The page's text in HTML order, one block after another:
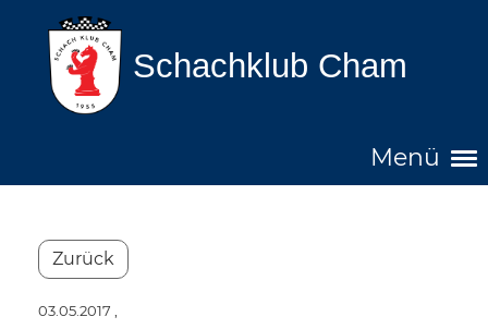
Schachklub Cham
Menü
Zurück
03.05.2017